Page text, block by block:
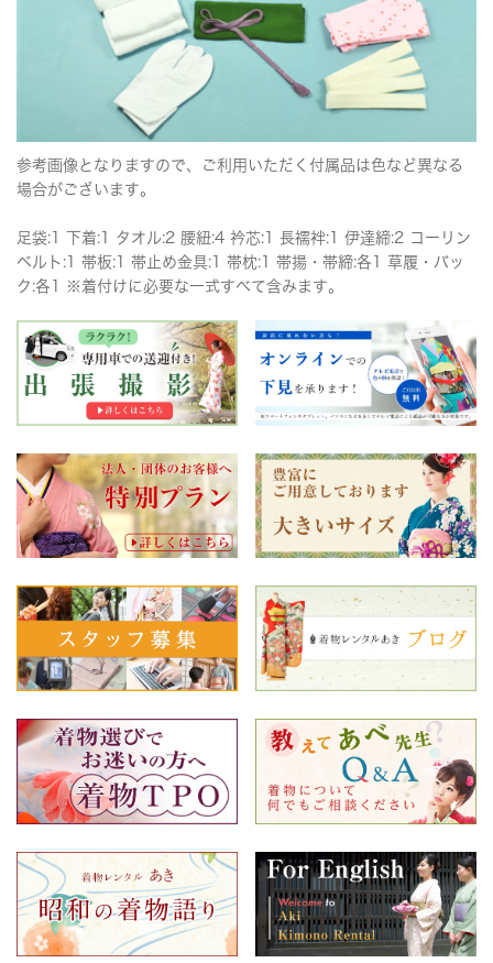
参考画像となりますので、ご利用いただく付属品は色など異なる
場合がございます。
足袋:1 下着:1 タオル:2 腰紐:4 衿芯:1 長襦袢:1 伊達締:2 コーリン
ベルト:1 帯板:1 帯止め金具:1 帯枕:1 帯揚・帯締:各1 草履・バッ
ク:各1 ※着付けに必要な一式すべて含みます。